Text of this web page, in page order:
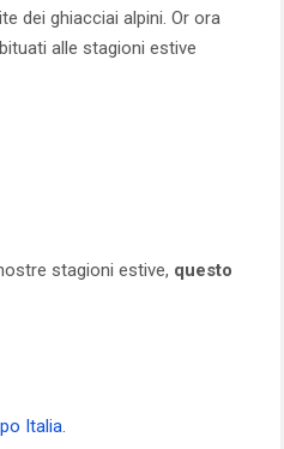
dei ghiacciai alpini. Or ora
alle stagioni estive
stagioni estive, questo
Italia.